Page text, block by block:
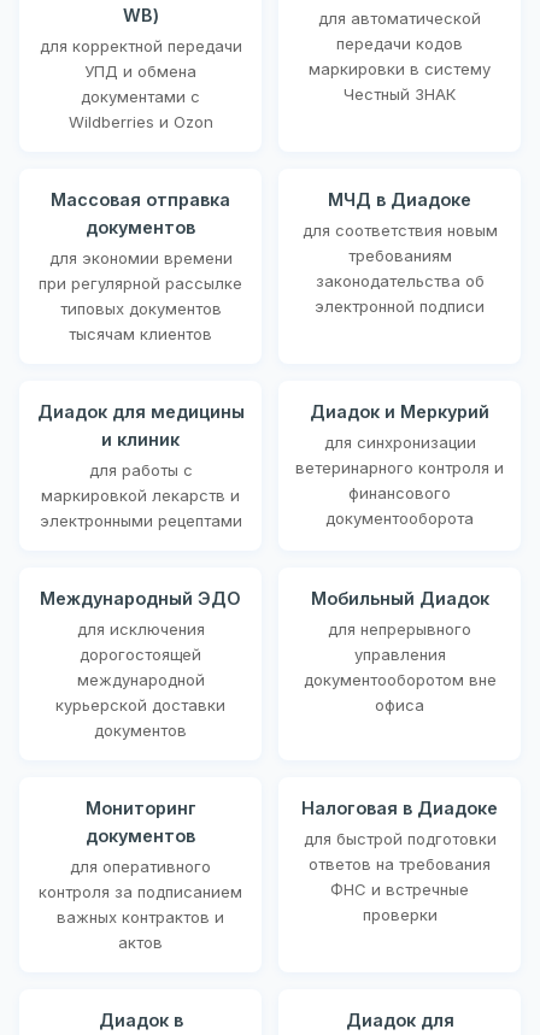
WB)
для корректной передачи
УПД и обмена
документами с
Wildberries и Ozon
для автоматической
передачи кодов
маркировки в систему
Честный ЗНАК
Массовая отправка
документов
для экономии времени
при регулярной рассылке
типовых документов
тысячам клиентов
МЧД в Диадоке
для соответствия новым
требованиям
законодательства об
электронной подписи
Диадок для медицины
и клиник
для работы с
маркировкой лекарств и
электронными рецептами
Диадок и Меркурий
для синхронизации
ветеринарного контроля и
финансового
документооборота
Международный ЭДО
для исключения
дорогостоящей
международной
курьерской доставки
документов
Мобильный Диадок
для непрерывного
управления
документооборотом вне
офиса
Мониторинг
документов
для оперативного
контроля за подписанием
важных контрактов и
актов
Налоговая в Диадоке
для быстрой подготовки
ответов на требования
ФНС и встречные
проверки
Диадок в
Диадок для